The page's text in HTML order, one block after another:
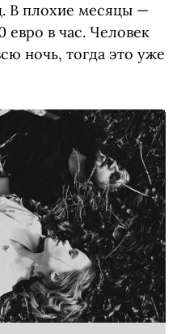
В плохие месяцы —
в час. Человек
ночь, тогда это уже